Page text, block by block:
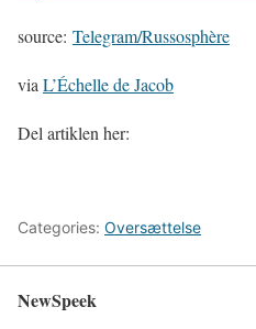
source: Telegram/Russosphère
via L’Échelle de Jacob
Del artiklen her:
Categories: Oversættelse
NewSpeek